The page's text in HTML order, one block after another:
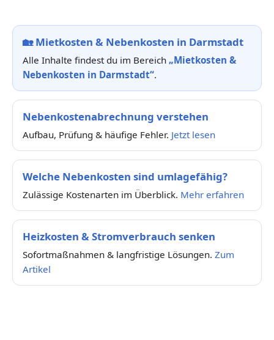
🏡Mietkosten & Nebenkosten in Darmstadt
Alle Inhalte findest du im Bereich „Mietkosten &
Nebenkosten in Darmstadt“.
Nebenkostenabrechnung verstehen
Aufbau, Prüfung & häufige Fehler. Jetzt lesen
Welche Nebenkosten sind umlagefähig?
Zulässige Kostenarten im Überblick. Mehr erfahren
Heizkosten & Stromverbrauch senken
Sofortmaßnahmen & langfristige Lösungen. Zum
Artikel